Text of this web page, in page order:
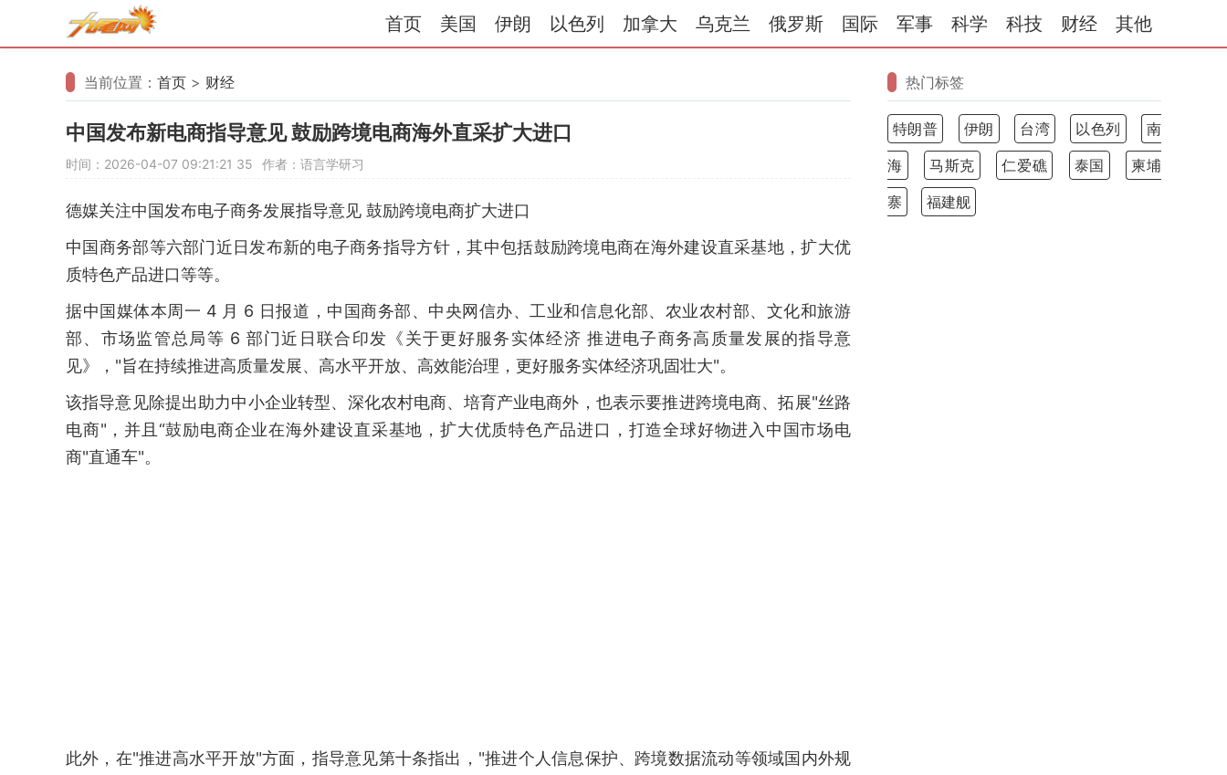
首页 美国 伊朗 以色列 加拿大 乌克兰 俄罗斯 国际 军事 科学 科技 财经 其他
当前位置： 首页 > 财经
中国发布新电商指导意见 鼓励跨境电商海外直采扩大进口
时间：2026-04-07 09:21:21 35 作者：语言学研习
德媒关注中国发布电子商务发展指导意见 鼓励跨境电商扩大进口
中国商务部等六部门近日发布新的电子商务指导方针，其中包括鼓励跨境电商在海外建设直采基地，扩大优
质特色产品进口等等。
据中国媒体本周一 4 月 6 日报道，中国商务部、中央网信办、工业和信息化部、农业农村部、文化和旅游
部、市场监管总局等 6 部门近日联合印发《关于更好服务实体经济 推进电子商务高质量发展的指导意
见》，"旨在持续推进高质量发展、高水平开放、高效能治理，更好服务实体经济巩固壮大"。
该指导意见除提出助力中小企业转型、深化农村电商、培育产业电商外，也表示要推进跨境电商、拓展"丝路
电商"，并且“鼓励电商企业在海外建设直采基地，扩大优质特色产品进口，打造全球好物进入中国市场电
商"直通车"。
此外，在"推进高水平开放"方面，指导意见第十条指出，"推进个人信息保护、跨境数据流动等领域国内外规
热门标签
特朗普 伊朗 台湾 以色列
南
海
马斯克 仁爱礁 泰国
柬埔
寨
福建舰